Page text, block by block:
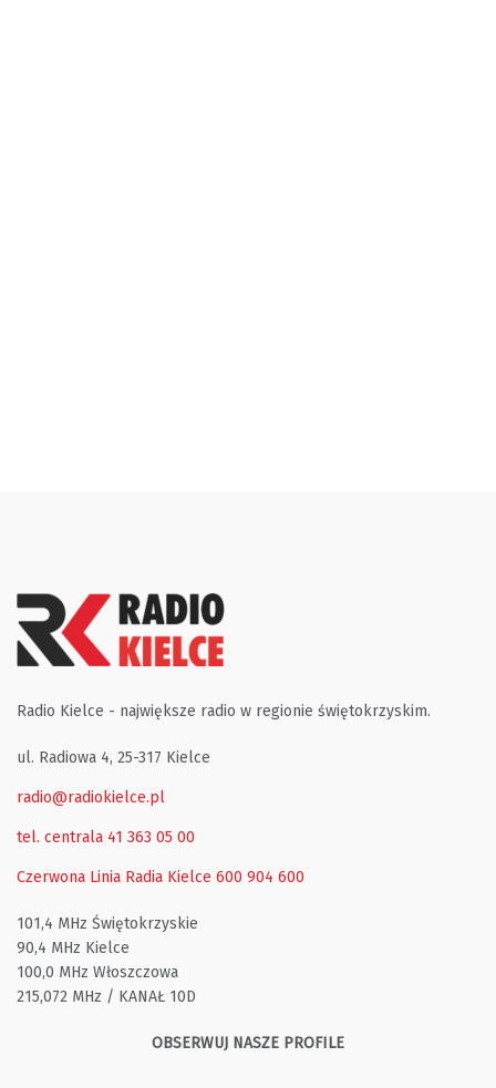
Radio Kielce - największe radio w regionie świętokrzyskim.
ul. Radiowa 4, 25-317 Kielce
radio@radiokielce.pl
tel. centrala 41 363 05 00
Czerwona Linia Radia Kielce 600 904 600
101,4 MHz Świętokrzyskie
90,4 MHz Kielce
100,0 MHz Włoszczowa
215,072 MHz / KANAŁ 10D
OBSERWUJ NASZE PROFILE